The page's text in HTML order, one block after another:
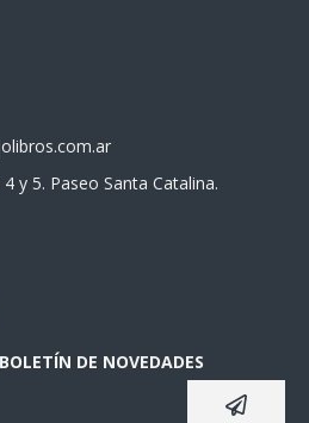
y 5. Paseo Santa Catalina.
DE NOVEDADES